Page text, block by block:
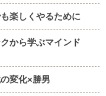
楽しくやるために
から学ぶマインド
変化×勝男